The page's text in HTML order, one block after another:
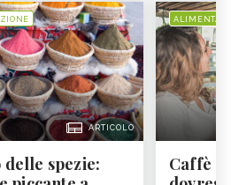
ARTICOLO
spezie:
Caffè